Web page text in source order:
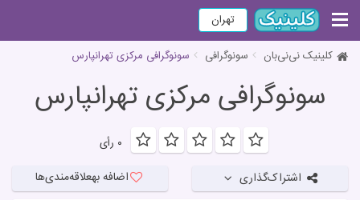
تهران
کلینیک نی‌نی‌بان سونوگرافی سونوگرافی مرکزی تهرانپارس
سونوگرافی مرکزی تهرانپارس
۰ رأی
اشتراک‌گذاری اضافه بهعلاقه‌مندی‌ها